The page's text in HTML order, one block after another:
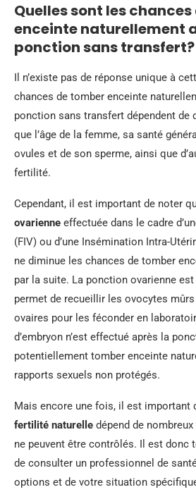
Quelles sont les
enceinte naturellement
ponction sans transfert?
Il n’existe pas de réponse unique à
chances de tomber enceinte
ponction sans transfert dépendent de
que l’âge de la femme, sa santé
ovules et de son sperme, ainsi que
fertilité.
Cependant, il est important de noter
ovarienne effectuée dans le cadre
(FIV) ou d’une Insémination Intra-
ne diminue les chances de tomber
par la suite. La ponction ovarienne
permet de recueillir les ovocytes
ovaires pour les féconder en
d’embryon n’est effectué après la
potentiellement tomber enceinte
rapports sexuels non protégés.
Mais encore une fois, il est important
fertilité naturelle dépend de
ne peuvent être contrôlés. Il est donc
de consulter un professionnel de
options et de votre situation